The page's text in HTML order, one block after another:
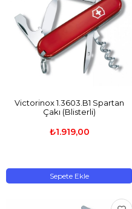
Victorinox 1.3603.B1 Spartan
Çakı (Blisterli)
₺1.919,00
Sepete Ekle